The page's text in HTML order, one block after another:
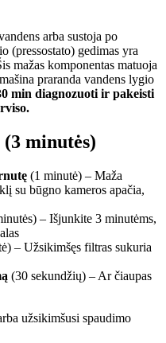
arba sustoja po
(pressostato) gedimas yra
mažas komponentas matuoja
praranda vandens lygio
min diagnozuoti ir pakeisti
minutės)
(1 minutė) – Maža
su būgno kameros apačia,
– Išjunkite 3 minutėms,
– Užsikimšęs filtras sukuria
(30 sekundžių) – Ar čiaupas
užsikimšusi spaudimo